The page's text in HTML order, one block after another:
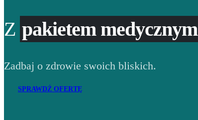
Z pakietem medycznym
Zadbaj o zdrowie swoich bliskich.
SPRAWDŹ OFERTĘ